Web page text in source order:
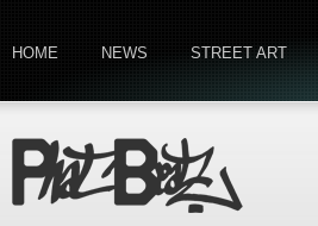
HOME NEWS STREET ART